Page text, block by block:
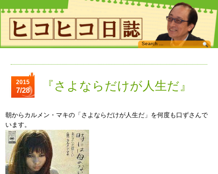
2015
7/28 『さよならだけが人生だ』
朝からカルメン・マキの「さよならだけが人生だ」を何度も口ずさんで
います。